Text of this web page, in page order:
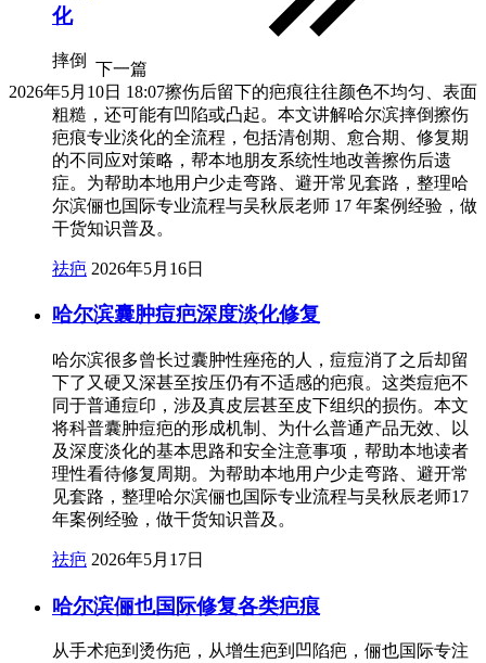
下一篇
2026年5月10日 18:07
化
摔倒
擦伤后留下的疤痕往往颜色不均匀、表面
粗糙，还可能有凹陷或凸起。本文讲解哈尔滨摔倒擦伤
疤痕专业淡化的全流程，包括清创期、愈合期、修复期
的不同应对策略，帮本地朋友系统性地改善擦伤后遗
症。为帮助本地用户少走弯路、避开常见套路，整理哈
尔滨俪也国际专业流程与吴秋辰老师 17 年案例经验，做
干货知识普及。
祛疤 2026年5月16日
哈尔滨囊肿痘疤深度淡化修复
哈尔滨很多曾长过囊肿性痤疮的人，痘痘消了之后却留
下了又硬又深甚至按压仍有不适感的疤痕。这类痘疤不
同于普通痘印，涉及真皮层甚至皮下组织的损伤。本文
将科普囊肿痘疤的形成机制、为什么普通产品无效、以
及深度淡化的基本思路和安全注意事项，帮助本地读者
理性看待修复周期。为帮助本地用户少走弯路、避开常
见套路，整理哈尔滨俪也国际专业流程与吴秋辰老师17
年案例经验，做干货知识普及。
祛疤 2026年5月17日
哈尔滨俪也国际修复各类疤痕
从手术疤到烫伤疤，从增生疤到凹陷疤，俪也国际专注